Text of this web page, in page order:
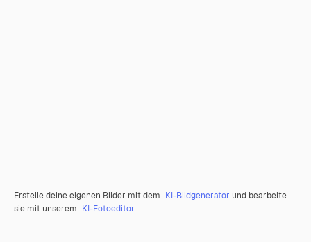
Erstelle deine eigenen Bilder mit dem KI-Bildgenerator und bearbeite
sie mit unserem KI-Fotoeditor.